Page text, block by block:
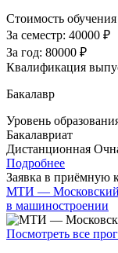
Стоимость обучения
За семестр: 40000 ₽
За год: 80000 ₽
Квалификация
Бакалавр
Уровень
Бакалавриат
Дистанционная
Подробнее
Заявка в приёмную
МТИ — Московский
в машиностроении
Посмотреть все